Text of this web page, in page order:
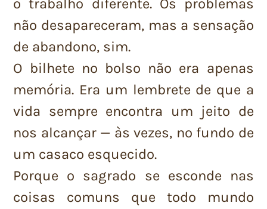
o trabalho diferente. Os problemas
não desapareceram, mas a sensação
de abandono, sim.
O bilhete no bolso não era apenas
memória. Era um lembrete de que a
vida sempre encontra um jeito de
nos alcançar — às vezes, no fundo de
um casaco esquecido.
Porque o sagrado se esconde nas
coisas comuns que todo mundo